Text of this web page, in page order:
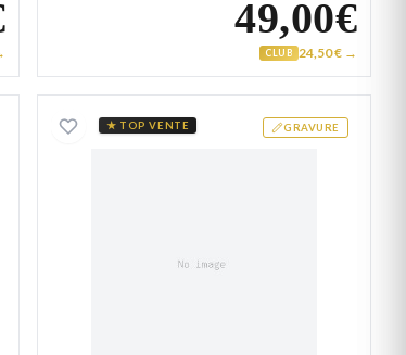
49,00€
CLUB 24,50 € →
Or Ghasem GRAVURE
★ TOP VENTE Chevalière Homme